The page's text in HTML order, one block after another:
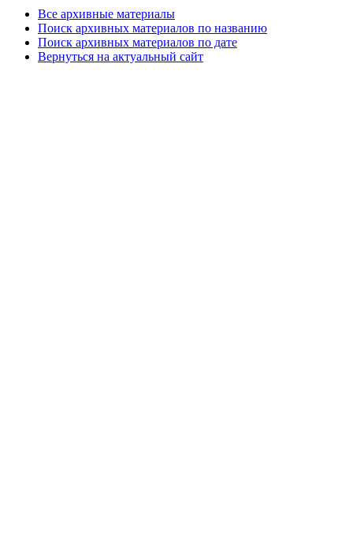
Все архивные материалы
Поиск архивных материалов по названию
Поиск архивных материалов по дате
Вернуться на актуальный сайт